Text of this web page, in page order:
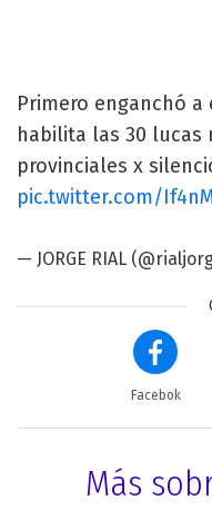
Primero enganchó a
habilita las 30 lucas
provinciales x
pic.twitter.com/
— JORGE RIAL
Facebok
Más